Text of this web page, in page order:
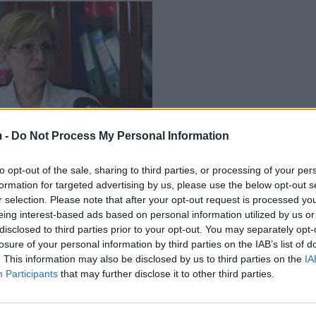
- Do Not Process My Personal Information
opt-out of the sale, sharing to third parties, or processing of your
for targeted advertising by us, please use the below opt-out
selection. Please note that after your opt-out request is processed
interest-based ads based on personal information utilized by us
to third parties prior to your opt-out. You may separately
of your personal information by third parties on the IAB’s list of
This information may also be disclosed by us to third parties on the
Participants that may further disclose it to other third parties.
senologe: Kanceri i
shumë raste
2021